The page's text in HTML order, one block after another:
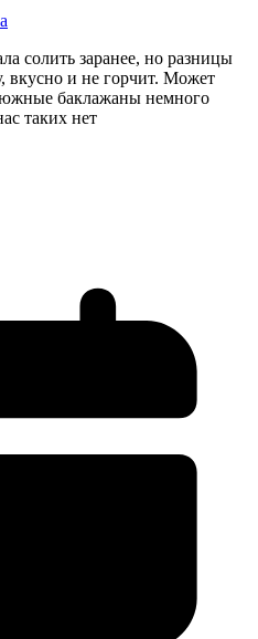
солить заранее, но разницы
вкусно и не горчит. Может
баклажаны немного
таких нет